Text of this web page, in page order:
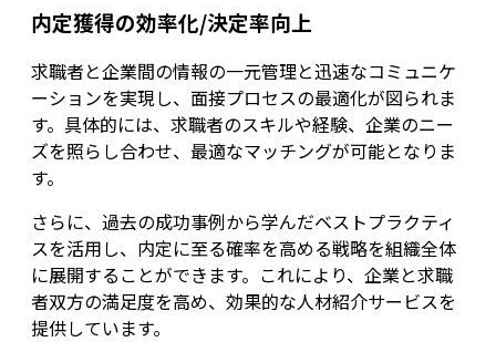
内定獲得の効率化/決定率向上
求職者と企業間の情報の一元管理と迅速なコミュニケ
ーションを実現し、面接プロセスの最適化が図られま
す。具体的には、求職者のスキルや経験、企業のニー
ズを照らし合わせ、最適なマッチングが可能となりま
す。
さらに、過去の成功事例から学んだベストプラクティ
スを活用し、内定に至る確率を高める戦略を組織全体
に展開することができます。これにより、企業と求職
者双方の満足度を高め、効果的な人材紹介サービスを
提供しています。